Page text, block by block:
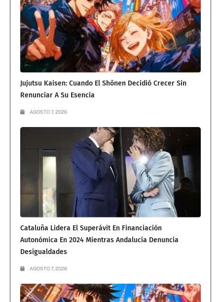
Jujutsu Kaisen: Cuando El Shōnen Decidió Crecer Sin
Renunciar A Su Esencia
AGOSTO 7, 2026
Cataluña Lidera El Superávit En Financiación
Autonómica En 2024 Mientras Andalucía Denuncia
Desigualdades
AGOSTO 7, 2026